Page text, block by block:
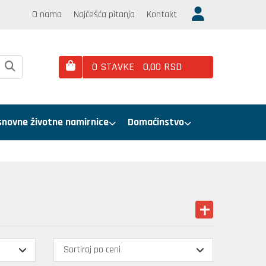
O nama Najčešća pitanja Kontakt
0 STAVKE 0,00 RSD
životne namirnice Domaćinstvo